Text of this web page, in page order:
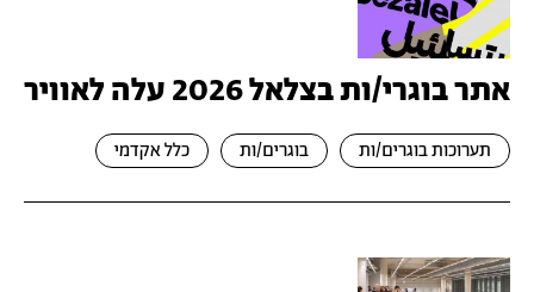
אתר בוגרי/ות בצלאל 2026 עלה לאוויר
תערוכות בוגרים/ות בוגרים/ות כלל אקדמי